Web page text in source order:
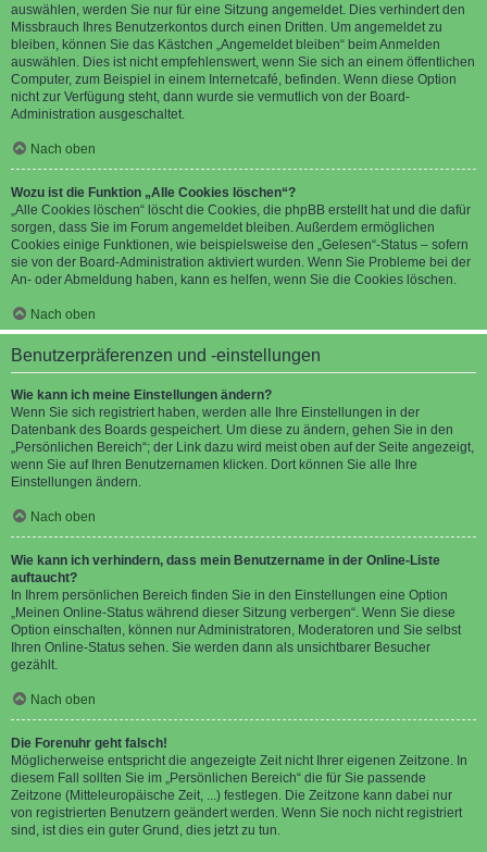
auswählen, werden Sie nur für eine Sitzung angemeldet. Dies verhindert den
Missbrauch Ihres Benutzerkontos durch einen Dritten. Um angemeldet zu
bleiben, können Sie das Kästchen „Angemeldet bleiben“ beim Anmelden
auswählen. Dies ist nicht empfehlenswert, wenn Sie sich an einem öffentlichen
Computer, zum Beispiel in einem Internetcafé, befinden. Wenn diese Option
nicht zur Verfügung steht, dann wurde sie vermutlich von der Board-
Administration ausgeschaltet.
Nach oben
Wozu ist die Funktion „Alle Cookies löschen“?
„Alle Cookies löschen“ löscht die Cookies, die phpBB erstellt hat und die dafür
sorgen, dass Sie im Forum angemeldet bleiben. Außerdem ermöglichen
Cookies einige Funktionen, wie beispielsweise den „Gelesen“-Status – sofern
sie von der Board-Administration aktiviert wurden. Wenn Sie Probleme bei der
An- oder Abmeldung haben, kann es helfen, wenn Sie die Cookies löschen.
Nach oben
Benutzerpräferenzen und -einstellungen
Wie kann ich meine Einstellungen ändern?
Wenn Sie sich registriert haben, werden alle Ihre Einstellungen in der
Datenbank des Boards gespeichert. Um diese zu ändern, gehen Sie in den
„Persönlichen Bereich“; der Link dazu wird meist oben auf der Seite angezeigt,
wenn Sie auf Ihren Benutzernamen klicken. Dort können Sie alle Ihre
Einstellungen ändern.
Nach oben
Wie kann ich verhindern, dass mein Benutzername in der Online-Liste
auftaucht?
In Ihrem persönlichen Bereich finden Sie in den Einstellungen eine Option
„Meinen Online-Status während dieser Sitzung verbergen“. Wenn Sie diese
Option einschalten, können nur Administratoren, Moderatoren und Sie selbst
Ihren Online-Status sehen. Sie werden dann als unsichtbarer Besucher
gezählt.
Nach oben
Die Forenuhr geht falsch!
Möglicherweise entspricht die angezeigte Zeit nicht Ihrer eigenen Zeitzone. In
diesem Fall sollten Sie im „Persönlichen Bereich“ die für Sie passende
Zeitzone (Mitteleuropäische Zeit, ...) festlegen. Die Zeitzone kann dabei nur
von registrierten Benutzern geändert werden. Wenn Sie noch nicht registriert
sind, ist dies ein guter Grund, dies jetzt zu tun.